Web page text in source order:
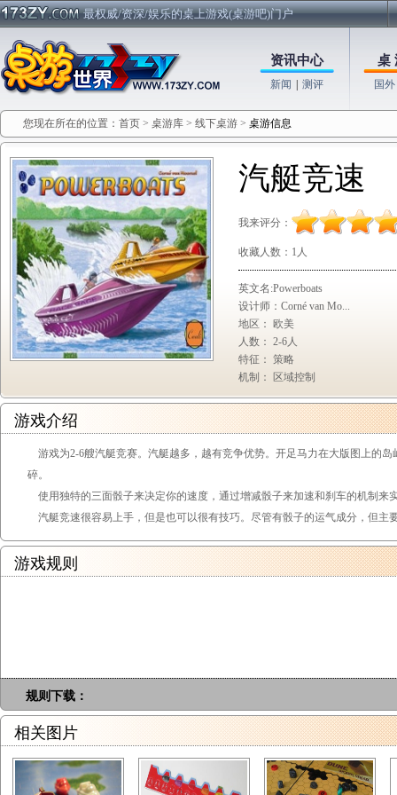
最权威/资深/娱乐的桌上游戏(桌游吧)门户
资讯中心
新闻 测评
桌
国外
您现在所在的位置： 首页 > 桌游库 > 线下桌游 > 桌游信息
汽艇竞速
我来评分：
收藏人数： 1人
英文名:Powerboats
设计师：Corné van Mo...
地区： 欧美
人数： 2-6人
特征： 策略
机制： 区域控制
游戏介绍
游戏为2-6艘汽艇竞赛。汽艇越多，越有竞争优势。开足马力在大版图上的
碎。
使用独特的三面骰子来决定你的速度，通过增减骰子来加速和刹车的机制来
汽艇竞速很容易上手，但是也可以很有技巧。尽管有骰子的运气成分，但主
游戏规则
规则下载：
相关图片